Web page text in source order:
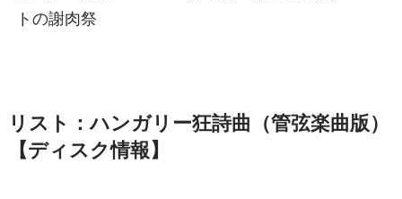
トの謝肉祭
リスト：ハンガリー狂詩曲（管弦楽曲版）
【ディスク情報】